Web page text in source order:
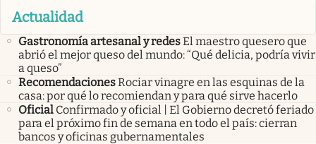
Actualidad
Gastronomía artesanal y redesEl maestro quesero que
abrió el mejor queso del mundo: “Qué delicia, podría vivir
a queso”
RecomendacionesRociar vinagre en las esquinas de la
casa: por qué lo recomiendan y para qué sirve hacerlo
Oficial Confirmado y oficial | El Gobierno decretó feriado
para el próximo fin de semana en todo el país: cierran
bancos y oficinas gubernamentales